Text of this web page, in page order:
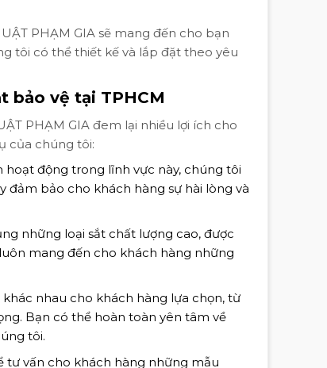
PHẠM GIA sẽ mang đến cho bạn
tôi có thể thiết kế và lắp đặt theo yêu
bảo vệ tại TPHCM
PHẠM GIA đem lại nhiều lợi ích cho
của chúng tôi:
hoạt động trong lĩnh vực này, chúng tôi
đảm bảo cho khách hàng sự hài lòng và
những loại sắt chất lượng cao, được
mang đến cho khách hàng những
nhau cho khách hàng lựa chọn, từ
Bạn có thể hoàn toàn yên tâm về
tôi.
tư vấn cho khách hàng những mẫu